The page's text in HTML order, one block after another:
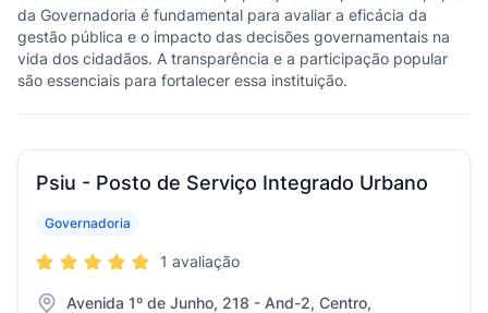
da Governadoria é fundamental para avaliar a eficácia da
gestão pública e o impacto das decisões governamentais na
vida dos cidadãos. A transparência e a participação popular
são essenciais para fortalecer essa instituição.
Psiu - Posto de Serviço Integrado Urbano
Governadoria
1 avaliação
Avenida 1º de Junho, 218 - And-2, Centro,